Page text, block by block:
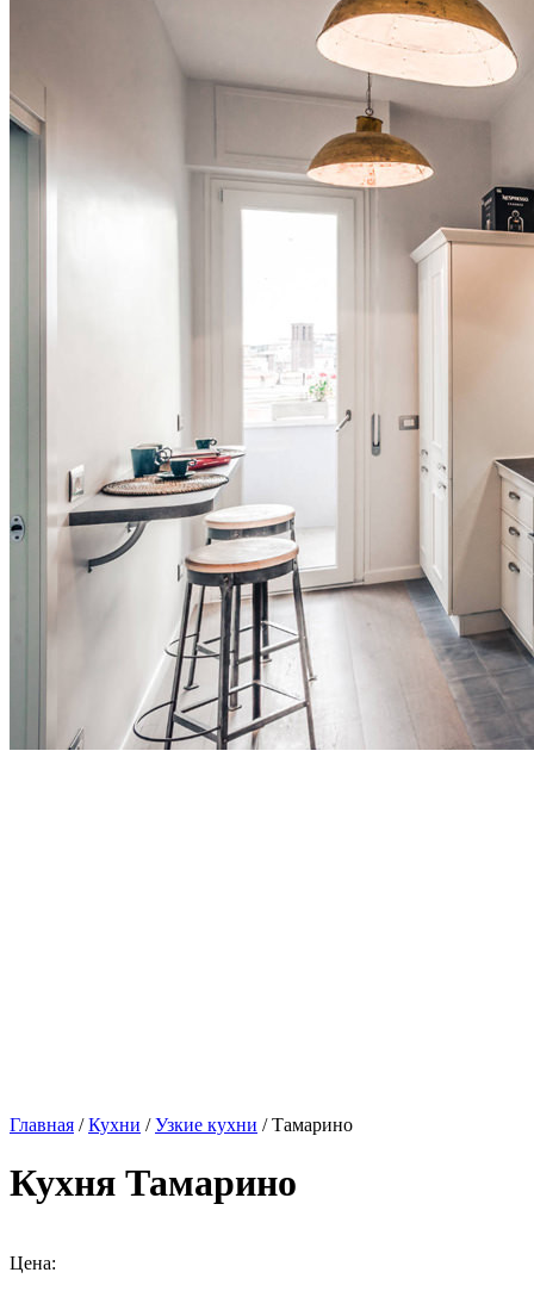
Главная /Кухни /Узкие кухни / Тамарино
Кухня Тамарино
Цена: